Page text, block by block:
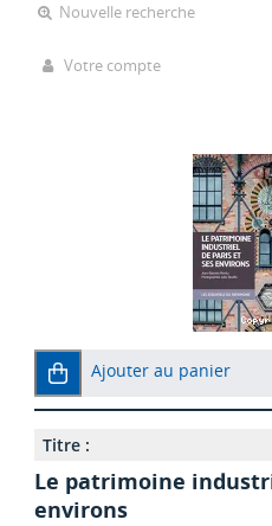
Nouvelle recherche
Votre compte
Ajouter au panier
Titre :
Le patrimoine
environs